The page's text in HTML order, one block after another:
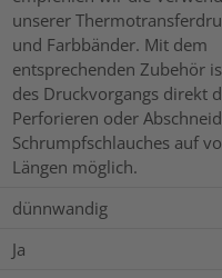
unserer
und Farbbänder. Mit dem
entsprechenden Zubehör
des Druckvorgangs direkt
Perforieren oder
Schrumpfschlauches auf
Längen möglich.
dünnwandig
Ja